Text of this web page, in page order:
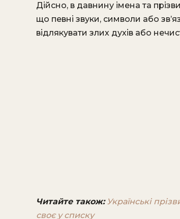
Дійсно, в давнину імена та
що певні звуки, символи або
відлякувати злих духів або
Читайте також: Українські
своє у списку